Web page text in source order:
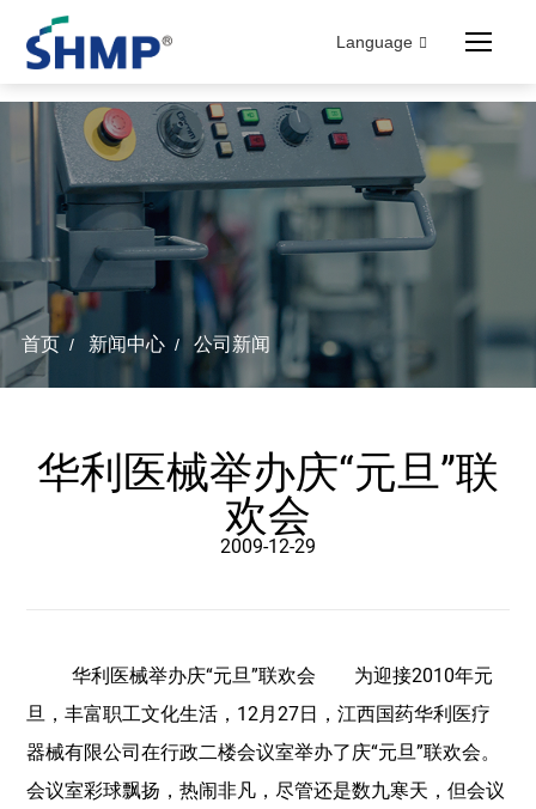
Language
首页 / 新闻中心/ 公司新闻
华利医械举办庆“元旦”联
欢会
2009-12-29
华利医械举办庆“元旦”联欢会 为迎接2010年元
旦，丰富职工文化生活，12月27日，江西国药华利医疗
器械有限公司在行政二楼会议室举办了庆“元旦”联欢会。
会议室彩球飘扬，热闹非凡，尽管还是数九寒天，但会议